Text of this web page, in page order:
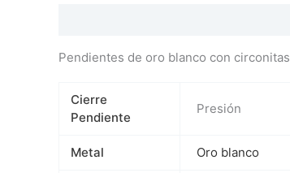
Pendientes de oro blanco con circonitas
Cierre
Pendiente
Presión
Metal Oro blanco